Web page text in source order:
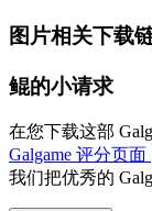
图片相关下载
鲲的小请求
在您下载这部
Galgame 评分页面
我们把优秀的